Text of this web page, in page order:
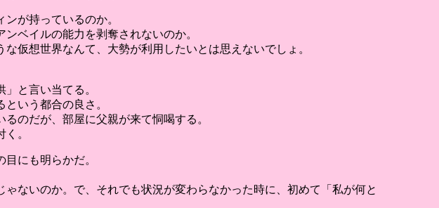
が持っているのか。
ベイルの能力を剥奪されないのか。
仮想世界なんて、大勢が利用したいとは思えないでしょ。
と言い当てる。
いう都合の良さ。
のだが、部屋に父親が来て恫喝する。
。
にも明らかだ。
ないのか。で、それでも状況が変わらなかった時に、初めて「私が何と